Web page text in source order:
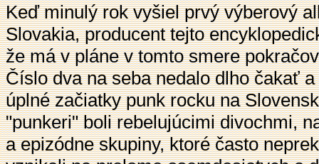
Keď minulý rok vyšiel prvý výberový
Slovakia, producent tejto
že má v pláne v tomto smere
Číslo dva na seba nedalo dlho čakať
úplné začiatky punk rocku na
"punkeri" boli rebelujúcimi divochmi,
a epizódne skupiny, ktoré často